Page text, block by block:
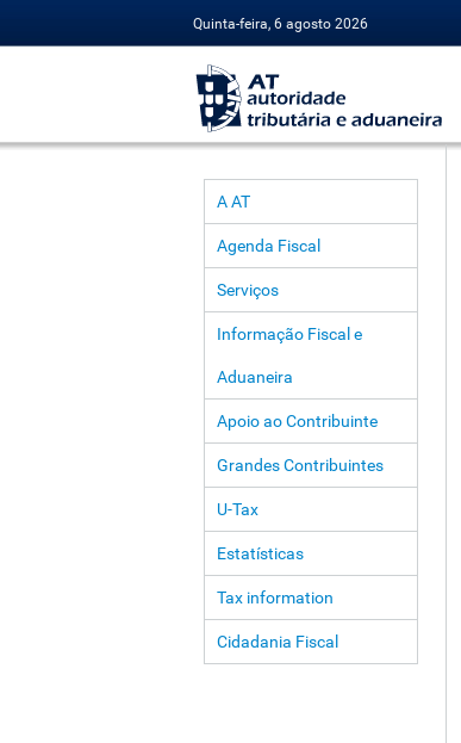
Quinta-feira, 6 agosto 2026
A AT
Agenda Fiscal
Serviços
Informação Fiscal e
Aduaneira
Apoio ao Contribuinte
Grandes Contribuintes
U-Tax
Estatísticas
Tax information
Cidadania Fiscal